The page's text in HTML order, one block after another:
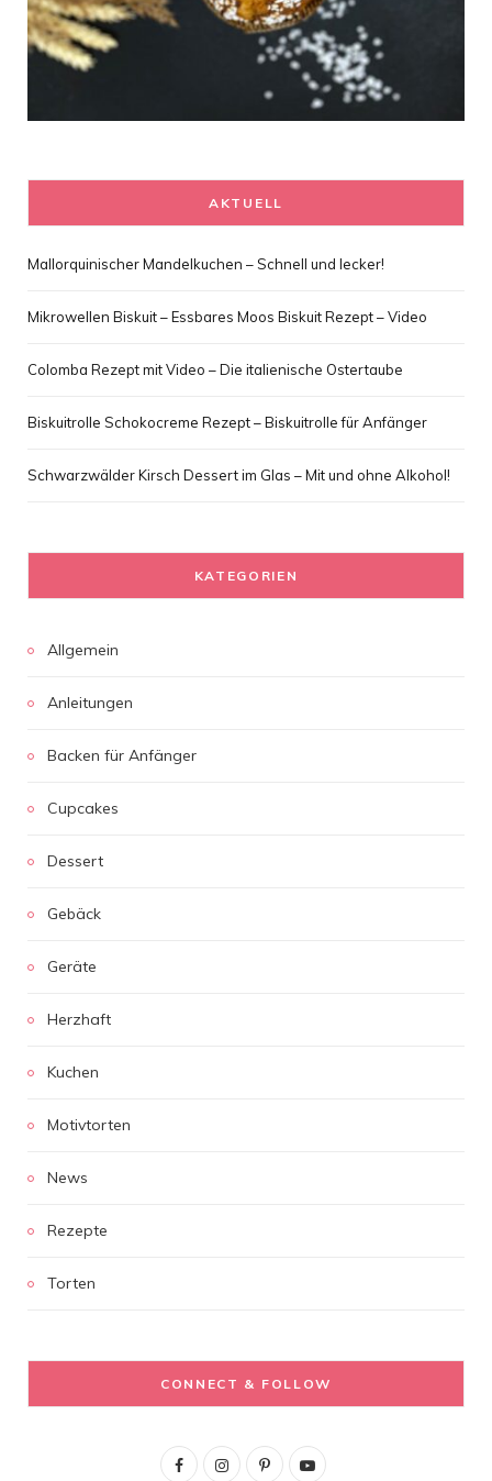
AKTUELL
Mallorquinischer Mandelkuchen – Schnell und lecker!
Mikrowellen Biskuit – Essbares Moos Biskuit Rezept – Video
Colomba Rezept mit Video – Die italienische Ostertaube
Biskuitrolle Schokocreme Rezept – Biskuitrolle für Anfänger
Schwarzwälder Kirsch Dessert im Glas – Mit und ohne Alkohol!
KATEGORIEN
Allgemein
Anleitungen
Backen für Anfänger
Cupcakes
Dessert
Gebäck
Geräte
Herzhaft
Kuchen
Motivtorten
News
Rezepte
Torten
CONNECT & FOLLOW
F
I
P
Y